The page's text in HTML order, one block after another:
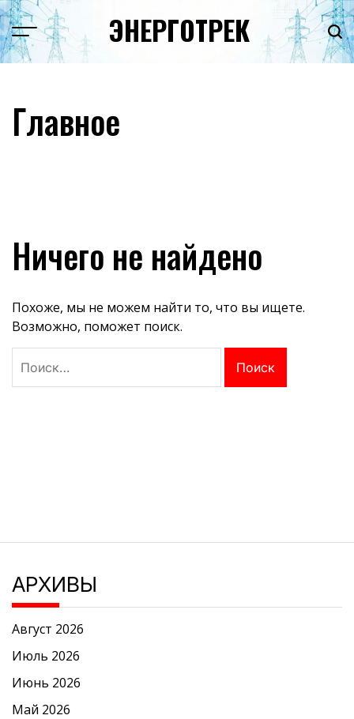
Перейти
к
содержимому
ЭНЕРГОТРЕК
Главное
Ничего не найдено
Похоже, мы не можем найти то, что вы ищете.
Возможно, поможет поиск.
АРХИВЫ
Август 2026
Июль 2026
Июнь 2026
Май 2026